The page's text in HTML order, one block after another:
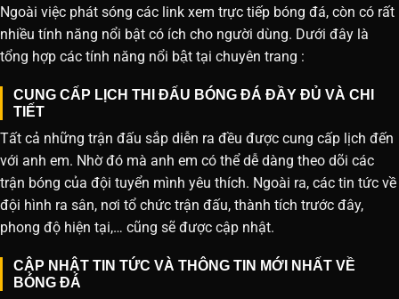
Ngoài việc phát sóng các link xem trực tiếp bóng đá, còn có rất
nhiều tính năng nổi bật có ích cho người dùng. Dưới đây là
tổng hợp các tính năng nổi bật tại chuyên trang :
CUNG CẤP LỊCH THI ĐẤU BÓNG ĐÁ ĐẦY ĐỦ VÀ CHI
TIẾT
Tất cả những trận đấu sắp diễn ra đều được cung cấp lịch đến
với anh em. Nhờ đó mà anh em có thể dễ dàng theo dõi các
trận bóng của đội tuyển mình yêu thích. Ngoài ra, các tin tức về
đội hình ra sân, nơi tổ chức trận đấu, thành tích trước đây,
phong độ hiện tại,… cũng sẽ được cập nhật.
CẬP NHẬT TIN TỨC VÀ THÔNG TIN MỚI NHẤT VỀ
BÓNG ĐÁ